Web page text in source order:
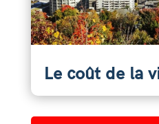
Le coût de la